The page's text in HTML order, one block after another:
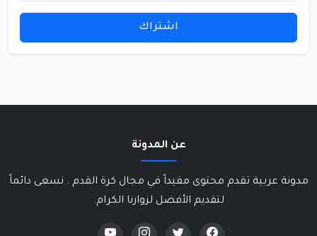
اشتراك
عن المدونة
مدونة عربية تقدم محتوى مفيداً في مجال كرة القدم . نسعى دائماً
لتقديم الأفضل لزوارنا الكرام.